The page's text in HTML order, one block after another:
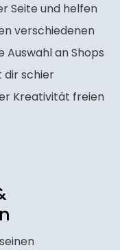
Seite und helfen
verschiedenen
Auswahl an Shops
dir schier
Kreativität freien